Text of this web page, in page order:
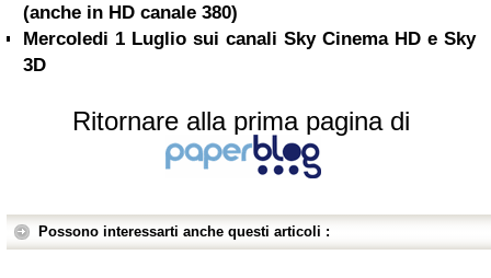
(anche in HD canale 380)
Mercoledi 1 Luglio sui canali Sky Cinema HD e Sky
3D
Ritornare alla prima pagina di
Possono interessarti anche questi articoli :